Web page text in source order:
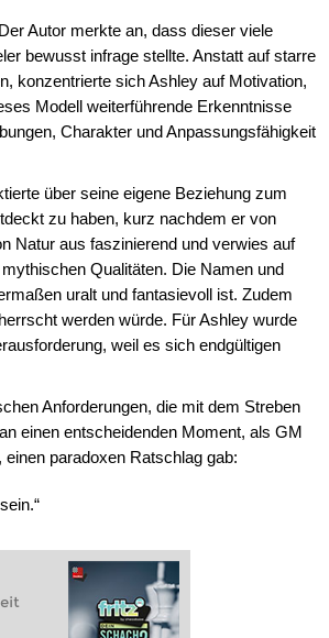
Autor merkte an, dass dieser viele
bewusst infrage stellte. Anstatt auf starre
konzentrierte sich Ashley auf Motivation,
Modell weiterführende Erkenntnisse
Charakter und Anpassungsfähigkeit
über seine eigene Beziehung zum
zu haben, kurz nachdem er von
Natur aus faszinierend und verwies auf
Qualitäten. Die Namen und
uralt und fantasievoll ist. Zudem
werden würde. Für Ashley wurde
weil es sich endgültigen
Anforderungen, die mit dem Streben
einen entscheidenden Moment, als GM
paradoxen Ratschlag gab: